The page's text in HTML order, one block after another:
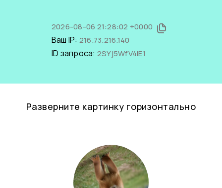
2026-08-06 21:28:02 +0000
Ваш IP: 216.73.216.140
ID запроса: 2SYj5WfV4iE1
Разверните картинку горизонтально